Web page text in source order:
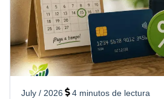
July / 2026 4 minutos de lectura